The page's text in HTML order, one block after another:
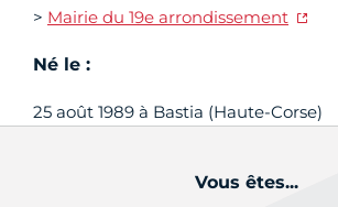
> Mairie du 19e arrondissement
Né le :
25 août 1989 à Bastia (Haute-Corse)
Vous êtes...